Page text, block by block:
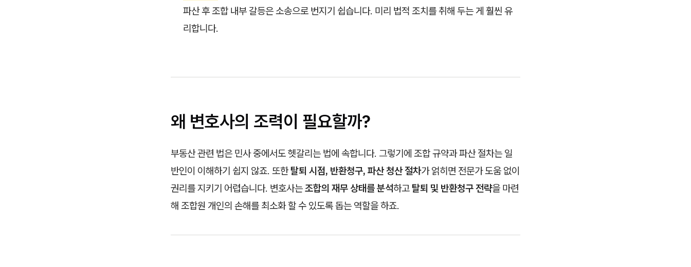
파산 후 조합 내부 갈등은 소송으로 번지기 쉽습니다. 미리 법적 조치를 취해 두는 게 훨씬 유
리합니다.
왜 변호사의 조력이 필요할까?
부동산 관련 법은 민사 중에서도 헷갈리는 법에 속합니다. 그렇기에 조합 규약과 파산 절차는 일
반인이 이해하기 쉽지 않죠. 또한탈퇴 시점, 반환청구, 파산 청산 절차가 얽히면 전문가 도움 없이
권리를 지키기 어렵습니다. 변호사는조합의 재무 상태를 분석하고탈퇴 및 반환청구 전략을 마련
해 조합원 개인의 손해를 최소화 할 수 있도록 돕는 역할을 하죠.